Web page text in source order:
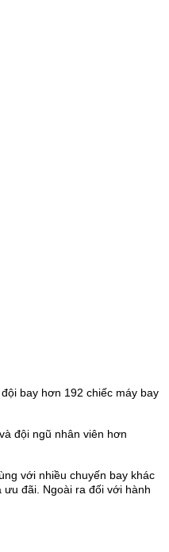
bay hơn 192 chiếc máy bay
đội ngũ nhân viên hơn
với nhiều chuyến bay khác
đãi. Ngoài ra đối với hành